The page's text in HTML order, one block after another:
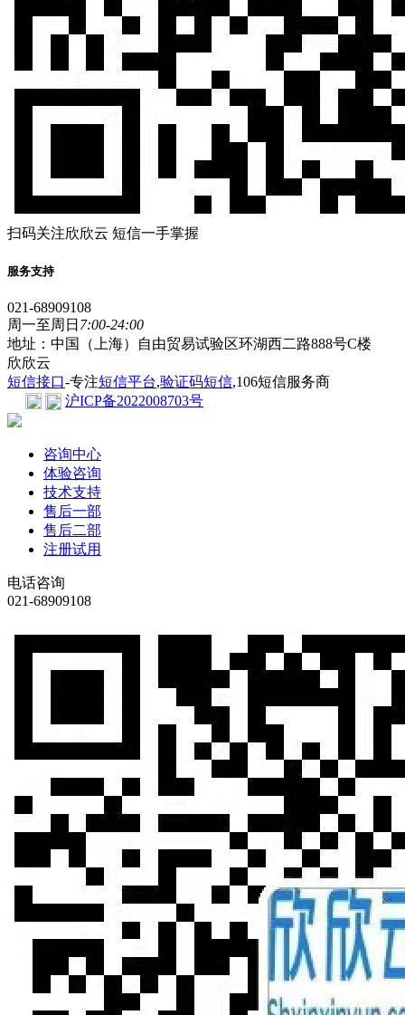
扫码关注欣欣云 短信一手掌握
服务支持
021-68909108
周一至周日 7:00-24:00
地址：中国（上海）自由贸易试验区环湖西二路888号C楼
欣欣云
短信接口-专注短信平台,验证码短信,106短信服务商
沪ICP备2022008703号
咨询中心
体验咨询
技术支持
售后一部
售后二部
注册试用
电话咨询
021-68909108